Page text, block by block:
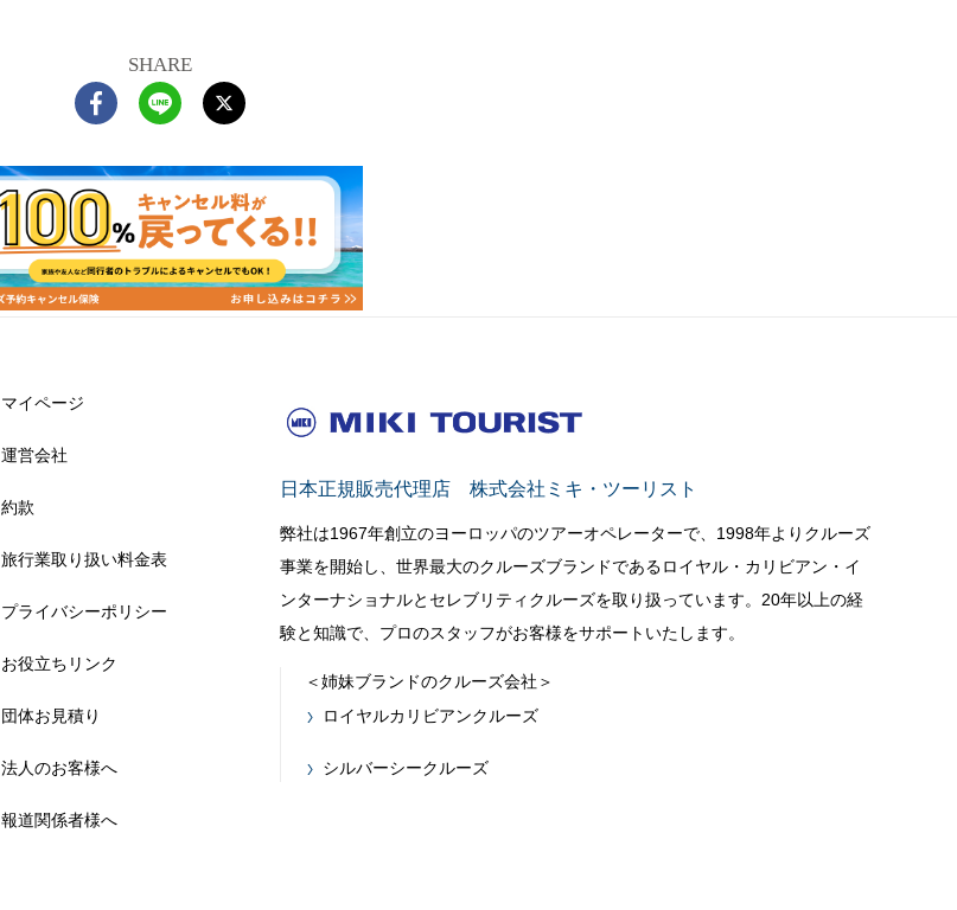
SHARE
マイページ
運営会社
約款
旅行業取り扱い料金表
プライバシーポリシー
お役立ちリンク
団体お見積り
法人のお客様へ
報道関係者様へ
日本正規販売代理店 株式会社ミキ・ツーリスト
弊社は1967年創立のヨーロッパのツアーオペレーターで、1998年よりクルーズ
事業を開始し、世界最大のクルーズブランドであるロイヤル・カリビアン・イ
ンターナショナルとセレブリティクルーズを取り扱っています。20年以上の経
験と知識で、プロのスタッフがお客様をサポートいたします。
＜姉妹ブランドのクルーズ会社＞
ロイヤルカリビアンクルーズ
シルバーシークルーズ